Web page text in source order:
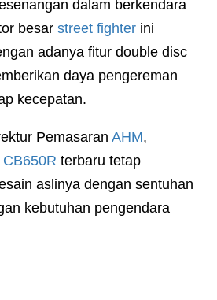
dalam berkendara
besar street fighter ini
adanya fitur double disc
daya pengereman
kecepatan.
Pemasaran AHM,
CB650R terbaru tetap
aslinya dengan sentuhan
kebutuhan pengendara